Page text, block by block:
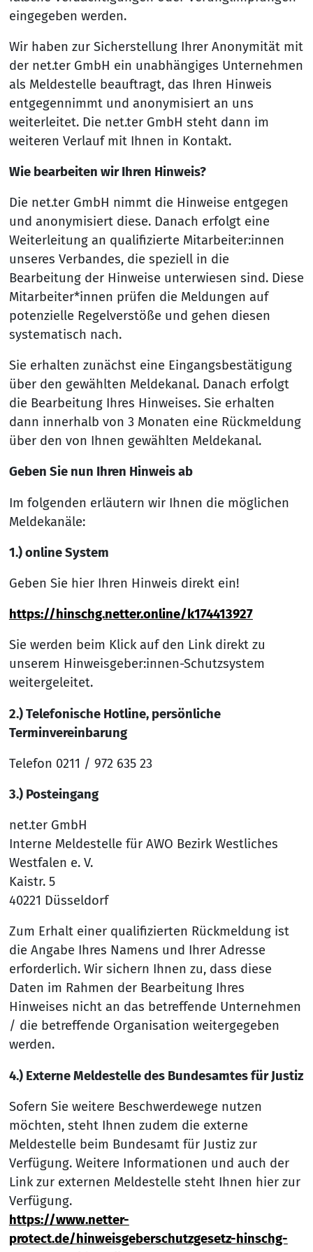
eingegeben werden.
Wir haben zur Sicherstellung Ihrer Anonymität mit
der net.ter GmbH ein unabhängiges Unternehmen
als Meldestelle beauftragt, das Ihren Hinweis
entgegennimmt und anonymisiert an uns
weiterleitet. Die net.ter GmbH steht dann im
weiteren Verlauf mit Ihnen in Kontakt.
Wie bearbeiten wir Ihren Hinweis?
Die net.ter GmbH nimmt die Hinweise entgegen
und anonymisiert diese. Danach erfolgt eine
Weiterleitung an qualifizierte Mitarbeiter:innen
unseres Verbandes, die speziell in die
Bearbeitung der Hinweise unterwiesen sind. Diese
Mitarbeiter*innen prüfen die Meldungen auf
potenzielle Regelverstöße und gehen diesen
systematisch nach.
Sie erhalten zunächst eine Eingangsbestätigung
über den gewählten Meldekanal. Danach erfolgt
die Bearbeitung Ihres Hinweises. Sie erhalten
dann innerhalb von 3 Monaten eine Rückmeldung
über den von Ihnen gewählten Meldekanal.
Geben Sie nun Ihren Hinweis ab
Im folgenden erläutern wir Ihnen die möglichen
Meldekanäle:
1.) online System
Geben Sie hier Ihren Hinweis direkt ein!
https://hinschg.netter.online/k174413927
Sie werden beim Klick auf den Link direkt zu
unserem Hinweisgeber:innen-Schutzsystem
weitergeleitet.
2.) Telefonische Hotline, persönliche
Terminvereinbarung
Telefon 0211 / 972 635 23
3.) Posteingang
net.ter GmbH
Interne Meldestelle für AWO Bezirk Westliches
Westfalen e. V.
Kaistr. 5
40221 Düsseldorf
Zum Erhalt einer qualifizierten Rückmeldung ist
die Angabe Ihres Namens und Ihrer Adresse
erforderlich. Wir sichern Ihnen zu, dass diese
Daten im Rahmen der Bearbeitung Ihres
Hinweises nicht an das betreffende Unternehmen
/ die betreffende Organisation weitergegeben
werden.
4.) Externe Meldestelle des Bundesamtes für Justiz
Sofern Sie weitere Beschwerdewege nutzen
möchten, steht Ihnen zudem die externe
Meldestelle beim Bundesamt für Justiz zur
Verfügung. Weitere Informationen und auch der
Link zur externen Meldestelle steht Ihnen hier zur
Verfügung.
https://www.netter-
protect.de/hinweisgeberschutzgesetz-hinschg-